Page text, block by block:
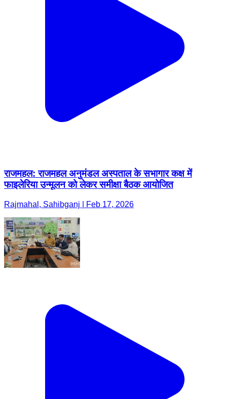
राजमहल: राजमहल अनुमंडल अस्पताल के सभागार कक्ष में
फाइलेरिया उन्मूलन को लेकर समीक्षा बैठक आयोजित
Rajmahal, Sahibganj | Feb 17, 2026